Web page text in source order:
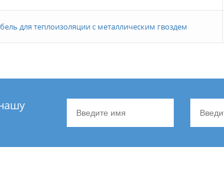
для теплоизоляции с металлическим гвоздем